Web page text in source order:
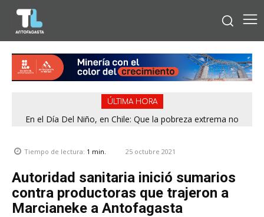
ÚLTIMA HORA
En el Día Del Niño, en Chile: Que la pobreza extrema no
Tiempo de lectura: 1 min. 25 octubre 2021
Autoridad sanitaria inició sumarios
contra productoras que trajeron a
Marcianeke a Antofagasta